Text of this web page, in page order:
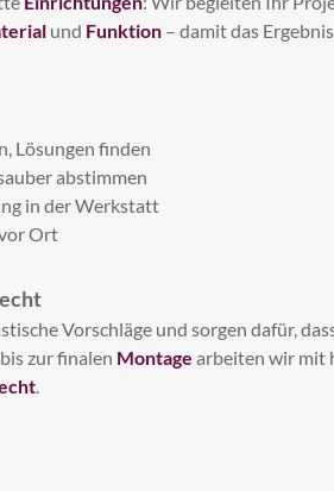
und Funktion – damit das
Lösungen finden
abstimmen
in der Werkstatt
Ort
Vorschläge und sorgen dafür,
zur finalen Montage arbeiten wir mit
.